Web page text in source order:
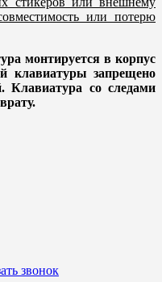
или потерю
монтируется в корпус
клавиатуры запрещено
Клавиатура со следами
звонок